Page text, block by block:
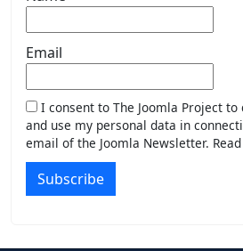
Email
I consent to The Joomla Project
and use my personal data in
email of the Joomla Newsletter.
Subscribe